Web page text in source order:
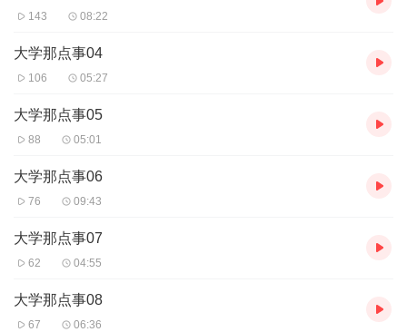
【购买须知】
听，可下载重复收听。
2、版权归原作者所有，严禁翻录成任何形式，严禁在任何第三方平
3、如在充值／购买环节遇到问题，您可通过页面右上方按钮，将页
面分享至微信内使用微信支付完成购买。
服：
第一步：您可在喜马拉雅APP【账号】-【帮助与反馈】”中咨询在线
第二步：如果您无法联系上APP内在线客服，可关注【喜马拉雅付
第三步：如果在线客服都未取得联系，也可拨打客服电话：400-
838-5616
143 08:22
大学那点事04
106 05:27
大学那点事05
88 05:01
大学那点事06
76 09:43
大学那点事07
62 04:55
大学那点事08
67 06:36